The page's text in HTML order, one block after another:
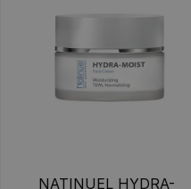
NATINUEL HYDRA-